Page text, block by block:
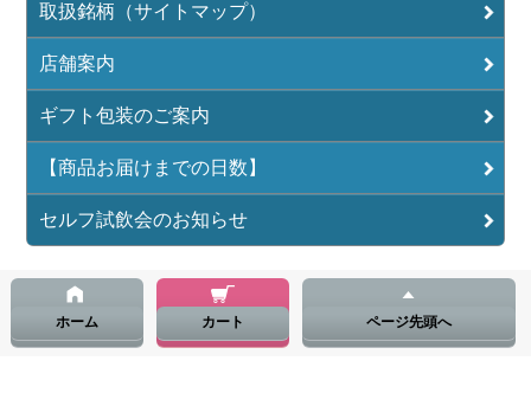
取扱銘柄（サイトマップ）
店舗案内
ギフト包装のご案内
【商品お届けまでの日数】
セルフ試飲会のお知らせ
ホーム カート ページ先頭へ